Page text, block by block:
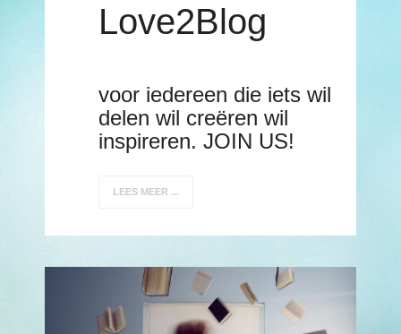
Love2Blog
voor iedereen die iets wil
delen wil creëren wil
inspireren. JOIN US!
LEES MEER ...